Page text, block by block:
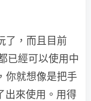
了，而且目前
已經可以使用中
你就想像是把手
出來使用。用得